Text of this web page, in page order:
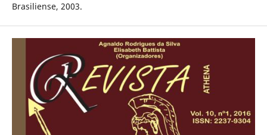
Brasiliense, 2003.